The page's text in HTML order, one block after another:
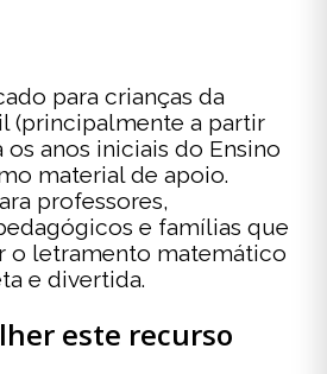
para crianças da
(principalmente a partir
os anos iniciais do Ensino
material de apoio.
professores,
e famílias que
o letramento matemático
e divertida.
este recurso